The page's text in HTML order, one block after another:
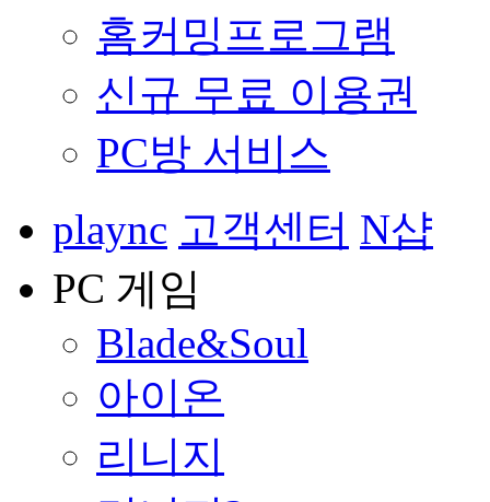
홈커밍프로그램
신규 무료 이용권
PC방 서비스
plaync 고객센터 N샵
PC 게임
Blade&Soul
아이온
리니지